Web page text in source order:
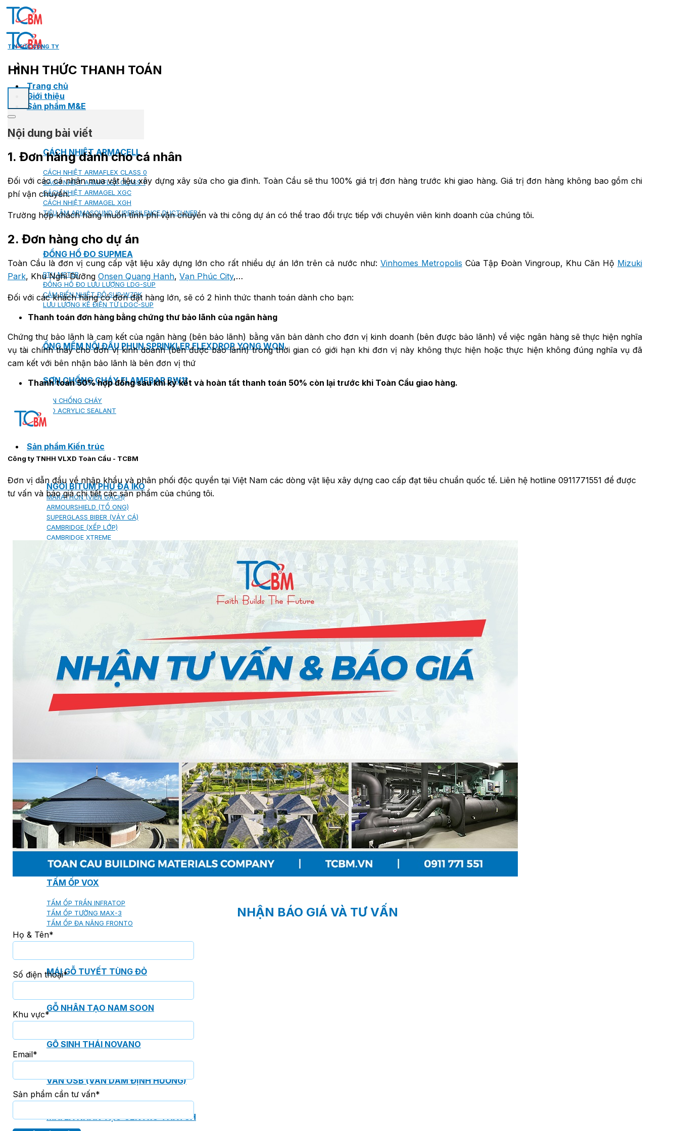
Skip
Trang chủ
Giới thiệu
Sản phẩm M&E
CÁCH NHIỆT ARMACELL
CÁCH NHIỆT ARMAFLEX CLASS 0
CÁCH NHIỆT ARMAFLEX CLASS 1
CÁCH NHIỆT ARMAGEL XGC
CÁCH NHIỆT ARMAGEL XGH
TIÊU ÂM ARMASOUND SUPERSILENCE DUCTLINER
ĐỒNG HỒ ĐO SUPMEA
BTU METER
ĐỒNG HỒ ĐO LƯU LƯỢNG LDG-SUP
CẢM BIẾN NHIỆT ĐỘ SUP-WZPK
LƯU LƯỢNG KẾ ĐIỆN TỪ LDGC-SUP
ỐNG MỀM NỐI ĐẦU PHUN SPRINKLER FLEXDROP YONG WON
SƠN CHỐNG CHÁY FLAMEBAR BW11
RON CHỐNG CHÁY
KEO ACRYLIC SEALANT
Sản phẩm Kiến trúc
NGÓI BITUM PHỦ ĐÁ IKO
MARATHON (VIÊN GẠCH)
ARMOURSHIELD (TỔ ONG)
SUPERGLASS BIBER (VẢY CÁ)
CAMBRIDGE (XẾP LỚP)
CAMBRIDGE XTREME
CROWNE SLATE
ROYAL ESTATE
NGÓI THÉP PHỦ ĐÁ DECRA AHI
CLASSIC
HERITAGE
SHAKE
SENATOR
ANTICA
CALIBRE
TẤM LỢP KIM LOẠI
PREMIUM - COPPER PRESTIGE ULTIMETAL HD
PREMIUM - COPPER PRESTIGE COMPACT PLUS
PREMIUM - COPPER PRESTIGE ELITE
TẤM ỐP VOX
TẤM ỐP TRẦN INFRATOP
TẤM ỐP TƯỜNG MAX-3
TẤM ỐP ĐA NĂNG FRONTO
MÁI GỖ TUYẾT TÙNG ĐỎ
GỖ NHÂN TẠO NAM SOON
GỖ SINH THÁI NOVANO
VÁN OSB (VÁN DĂM ĐỊNH HƯỚNG)
MÁI LÁ NHÂN TẠO CENTRO THATCH
TIN TỨC CÔNG TY
HÌNH THỨC THANH TOÁN
Nội dung bài viết
1. Đơn hàng dành cho cá nhân
Đối với các cá nhân mua vật liệu xây dựng xây sửa cho gia đình. Toàn Cầu sẽ thu 100% giá trị đơn hàng trước khi giao hàng. Giá trị đơn hàng không bao gồm chi
phí vận chuyển.
Trường hợp khách hàng muốn tính phí vận chuyển và thi công dự án có thể trao đổi trực tiếp với chuyên viên kinh doanh của chúng tôi.
2. Đơn hàng cho dự án
Toàn Cầu là đơn vị cung cấp vật liệu xây dựng lớn cho rất nhiều dự án lớn trên cả nước như: Vinhomes Metropolis Của Tập Đoàn Vingroup, Khu Căn Hộ Mizuki
Park, Khu Nghỉ Dưỡng Onsen Quang Hanh, Vạn Phúc City,…
Đối với các khách hàng có đơn đặt hàng lớn, sẽ có 2 hình thức thanh toán dành cho bạn:
Thanh toán đơn hàng bằng chứng thư bảo lãnh của ngân hàng
Chứng thư bảo lãnh là cam kết của ngân hàng (bên bảo lãnh) bằng văn bản dành cho đơn vị kinh doanh (bên được bảo lãnh) về việc ngân hàng sẽ thực hiện nghĩa
vụ tài chính thay cho đơn vị kinh doanh (bên được bảo lãnh) trong thời gian có giới hạn khi đơn vị này không thực hiện hoặc thực hiện không đúng nghĩa vụ đã
cam kết với bên nhận bảo lãnh là bên đơn vị thứ
Thanh toán 50% hợp đồng sau khi ký kết và hoàn tất thanh toán 50% còn lại trước khi Toàn Cầu giao hàng.
Công ty TNHH VLXD Toàn Cầu - TCBM
Đơn vị dẫn đầu về nhập khẩu và phân phối độc quyền tại Việt Nam các dòng vật liệu xây dựng cao cấp đạt tiêu chuẩn quốc tế. Liên hệ hotline 0911771551 để được
tư vấn và báo giá chi tiết các sản phẩm của chúng tôi.
NHẬN BÁO GIÁ VÀ TƯ VẤN
Họ & Tên*
Số điện thoại*
Khu vực*
Email*
Sản phẩm cần tư vấn*